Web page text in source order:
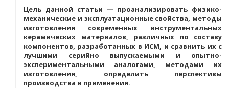
Цель данной статьи — проанализировать физико-
механические и эксплуатационные свойства, методы
изготовления современных инструментальных
керамических материалов, различных по составу
компонентов, разработанных в ИСМ, и сравнить их с
лучшими серийно выпускаемыми и опытно-
экспериментальными аналогами, методами их
изготовления, определить перспективы
производства и применения.